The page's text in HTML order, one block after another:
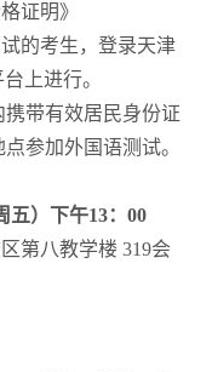
证明》
的考生，登录天津
上进行。
带有效居民身份证
参加外国语测试。
五）下午13： 00
第八教学楼 319会